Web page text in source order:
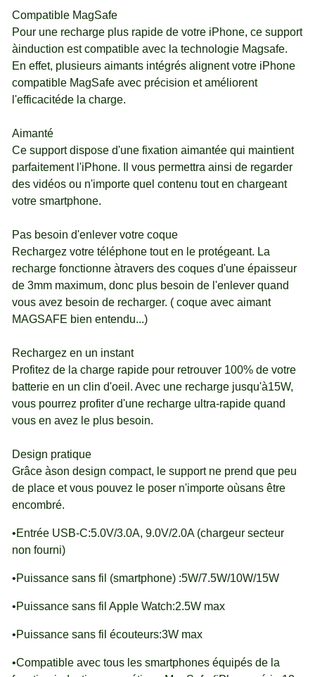
Compatible MagSafe
Pour une recharge plus rapide de votre iPhone, ce support
àinduction est compatible avec la technologie Magsafe.
En effet, plusieurs aimants intégrés alignent votre iPhone
compatible MagSafe avec précision et améliorent
l'efficacitéde la charge.
Aimanté
Ce support dispose d'une fixation aimantée qui maintient
parfaitement l'iPhone. Il vous permettra ainsi de regarder
des vidéos ou n'importe quel contenu tout en chargeant
votre smartphone.
Pas besoin d'enlever votre coque
Rechargez votre téléphone tout en le protégeant. La
recharge fonctionne àtravers des coques d'une épaisseur
de 3mm maximum, donc plus besoin de l'enlever quand
vous avez besoin de recharger. ( coque avec aimant
MAGSAFE bien entendu...)
Rechargez en un instant
Profitez de la charge rapide pour retrouver 100% de votre
batterie en un clin d'oeil. Avec une recharge jusqu'à15W,
vous pourrez profiter d'une recharge ultra-rapide quand
vous en avez le plus besoin.
Design pratique
Grâce àson design compact, le support ne prend que peu
de place et vous pouvez le poser n'importe oùsans être
encombré.
•Entrée USB-C:5.0V/3.0A, 9.0V/2.0A (chargeur secteur
non fourni)
•Puissance sans fil (smartphone) :5W/7.5W/10W/15W
•Puissance sans fil Apple Watch:2.5W max
•Puissance sans fil écouteurs:3W max
•Compatible avec tous les smartphones équipés de la